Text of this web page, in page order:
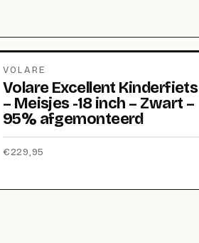
VOLARE
Volare Excellent Kinderfiets
– Meisjes -18 inch – Zwart –
95% afgemonteerd
€229,95